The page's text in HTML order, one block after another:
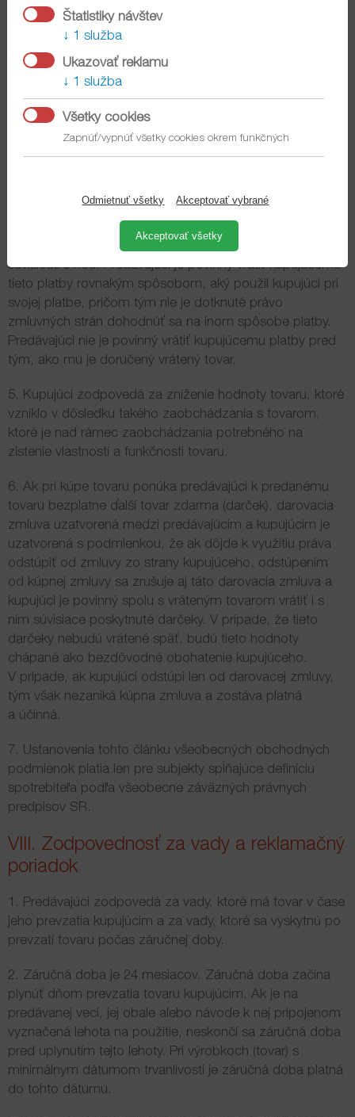
dokumentácie, nepoškodený, čistý, podľa možnosti v
originálnom obale a nepoužívaný. Pokiaľ sa jedná o
spotrebný tovar (napr. kozmetika, drogistické výrobky a
pod.), potom je možné od zmluvy odstúpiť, iba ak
kupujúci dodá tovar nepoškodený a nepoužitý v
neporušenom originálnom balení. Náklady na vrátenie
tovaru predávajúcemu znáša kupujúci. Zásielky na
dobierku predávajúci nie je povinný prebrať.
najneskôr do 14 dní odo dňa doručenia oznámenia o
odstúpení od zmluvy vrátiť kupujúcemu všetky platby,
ktoré od neho prijal na základe kúpnej zmluvy alebo v
súvislosti s ňou. Predávajúci je povinný vrátiť kupujúcemu
tieto platby rovnakým spôsobom, aký použil kupujúci pri
svojej platbe, pričom tým nie je dotknuté právo
zmluvných strán dohodnúť sa na inom spôsobe platby.
Predávajúci nie je povinný vrátiť kupujúcemu platby pred
tým, ako mu je doručený vrátený tovar.
5. Kupujúci zodpovedá za zníženie hodnoty tovaru, ktoré
vzniklo v dôsledku takého zaobchádzania s tovarom,
ktoré je nad rámec zaobchádzania potrebného na
zistenie vlastností a funkčnosti tovaru.
6. Ak pri kúpe tovaru ponúka predávajúci k predanému
tovaru bezplatne ďalší tovar zdarma (darček), darovacia
zmluva uzatvorená medzi predávajúcim a kupujúcim je
uzatvorená s podmienkou, že ak dôjde k využitiu práva
odstúpiť od zmluvy zo strany kupujúceho, odstúpením
od kúpnej zmluvy sa zrušuje aj táto darovacia zmluva a
kupujúci je povinný spolu s vráteným tovarom vrátiť i s
ním súvisiace poskytnuté darčeky. V prípade, že tieto
darčeky nebudú vrátené späť, budú tieto hodnoty
chápané ako bezdôvodné obohatenie kupujúceho.
V prípade, ak kupujúci odstúpi len od darovacej zmluvy,
tým však nezaniká kúpna zmluva a zostáva platná
a účinná.
7. Ustanovenia tohto článku všeobecných obchodných
podmienok platia len pre subjekty spĺňajúce definíciu
spotrebiteľa podľa všeobecne záväzných právnych
predpisov SR.
VIII. Zodpovednosť za vady a reklamačný
poriadok
1. Predávajúci zodpovedá za vady, ktoré má tovar v čase
jeho prevzatia kupujúcim a za vady, ktoré sa vyskytnú po
prevzatí tovaru počas záručnej doby.
2. Záručná doba je 24 mesiacov. Záručná doba začína
plynúť dňom prevzatia tovaru kupujúcim. Ak je na
predávanej veci, jej obale alebo návode k nej pripojenom
vyznačená lehota na použitie, neskončí sa záručná doba
pred uplynutím tejto lehoty. Pri výrobkoch (tovar) s
minimálnym dátumom trvanlivosti je záručná doba platná
do tohto dátumu.
Štatistiky návštev
1 služba
Ukazovať reklamu
1 služba
Všetky cookies
Zapnúť/vypnúť všetky cookies okrem funkčných
Odmietnuť všetky Akceptovať vybrané
Akceptovať všetky